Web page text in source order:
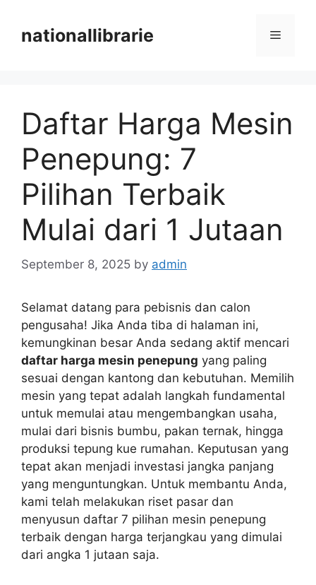
contentnationallibrarie Menu
Daftar Harga Mesin
Penepung: 7
Pilihan Terbaik
Mulai dari 1 Jutaan
September 8, 2025 by admin
Selamat datang para pebisnis dan calon
pengusaha! Jika Anda tiba di halaman ini,
kemungkinan besar Anda sedang aktif mencari
daftar harga mesin penepung yang paling
sesuai dengan kantong dan kebutuhan. Memilih
mesin yang tepat adalah langkah fundamental
untuk memulai atau mengembangkan usaha,
mulai dari bisnis bumbu, pakan ternak, hingga
produksi tepung kue rumahan. Keputusan yang
tepat akan menjadi investasi jangka panjang
yang menguntungkan. Untuk membantu Anda,
kami telah melakukan riset pasar dan
menyusun daftar 7 pilihan mesin penepung
terbaik dengan harga terjangkau yang dimulai
dari angka 1 jutaan saja.